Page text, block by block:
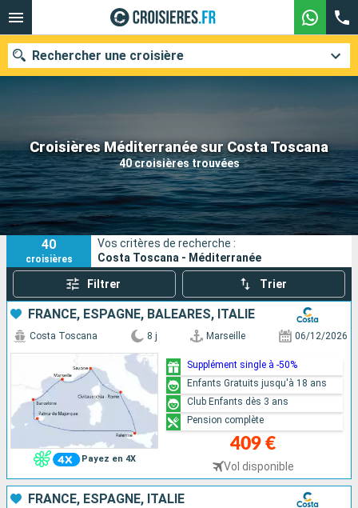
Croisières Méditerranée sur Costa Toscana
40 croisières trouvées
Rechercher une croisière
Nos destinations
Mois de départ
Ports Compagnies
Rechercher
40
croisières
Vos critères de recherche :
Costa Toscana - Méditerranée
Filtrer Trier
FRANCE, ESPAGNE, BALÉARES, ITALIE
Payez en 4X
Costa Toscana 8 j Marseille 06/12/2026
409 €
Vol disponible
Supplément single à -50%
Enfants Gratuits jusqu'à 18 ans
Club Enfants dès 3 ans
Pension complète
FRANCE, ESPAGNE, ITALIE